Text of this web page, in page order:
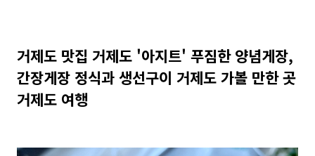
거제도 맛집 거제도 '아지트' 푸짐한 양념게장,
간장게장 정식과 생선구이 거제도 가볼 만한 곳
거제도 여행